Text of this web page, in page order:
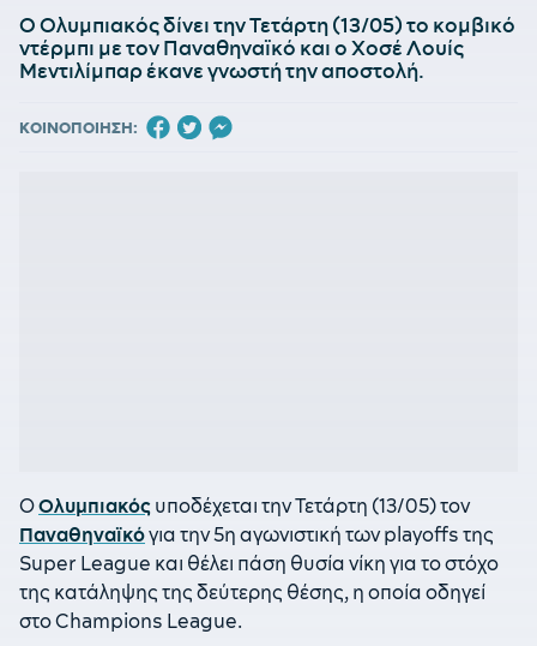
Ο Ολυμπιακός δίνει την Τετάρτη (13/05) το κομβικό
ντέρμπι με τον Παναθηναϊκό και ο Χοσέ Λουίς
Μεντιλίμπαρ έκανε γνωστή την αποστολή.
ΚΟΙΝΟΠΟΙΗΣΗ:
ΟΟλυμπιακός υποδέχεται την Τετάρτη (13/05) τον
Παναθηναϊκόγια την 5η αγωνιστική των playoffs της
Super League και θέλει πάση θυσία νίκη για το στόχο
της κατάληψης της δεύτερης θέσης, η οποία οδηγεί
στο Champions League.